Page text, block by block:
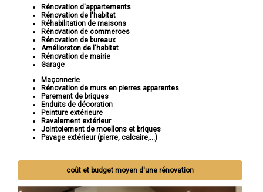
Rénovation d'appartements
Rénovation de l'habitat
Réhabilitation de maisons
Rénovation de commerces
Rénovation de bureaux
Amélioraton de l'habitat
Rénovation de mairie
Garage
Maçonnerie
Rénovation de murs en pierres apparentes
Parement de briques
Enduits de décoration
Peinture extérieure
Ravalement extérieur
Jointoiement de moellons et briques
Pavage extérieur (pierre, calcaire,...)
coût et budget moyen d'une rénovation